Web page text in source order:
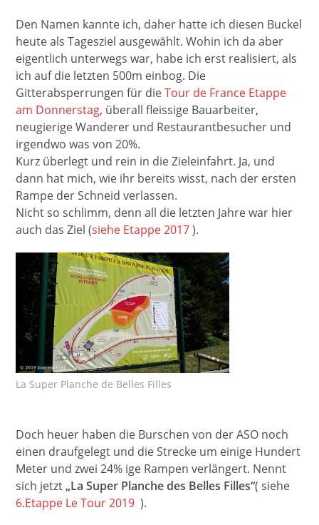
Den Namen kannte ich, daher hatte ich diesen Buckel
heute als Tagesziel ausgewählt. Wohin ich da aber
eigentlich unterwegs war, habe ich erst realisiert, als
ich auf die letzten 500m einbog. Die
Gitterabsperrungen für dieTour de France Etappe
am Donnerstag, überall fleissige Bauarbeiter,
neugierige Wanderer und Restaurantbesucher und
irgendwo was von 20%.
Kurz überlegt und rein in die Zieleinfahrt. Ja, und
dann hat mich, wie ihr bereits wisst, nach der ersten
Rampe der Schneid verlassen.
Nicht so schlimm, denn all die letzten Jahre war hier
auch das Ziel (siehe Etappe 2017).
La Super Planche de Belles Filles
Doch heuer haben die Burschen von der ASO noch
einen draufgelegt und die Strecke um einige Hundert
Meter und zwei 24% ige Rampen verlängert. Nennt
sich jetzt„La Super Planche des Belles Filles“( siehe
6.Etappe Le Tour 2019 ).